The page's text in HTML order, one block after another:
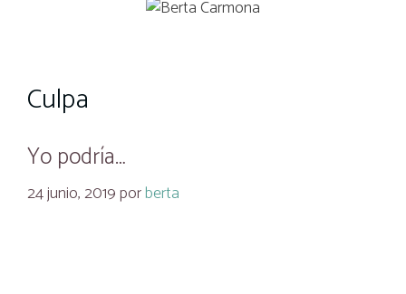
Culpa
Yo podría…
24 junio, 2019porberta